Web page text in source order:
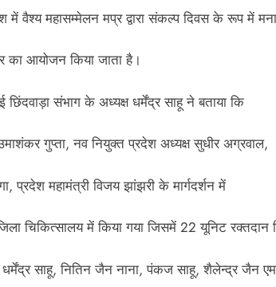
में वैश्य महासम्मेलन मप्र द्वारा संकल्प दिवस के रूप में
का आयोजन किया जाता है।
संभाग के अध्यक्ष धर्मेंद्र साहू ने बताया कि
गुप्ता, नव नियुक्त प्रदेश अध्यक्ष सुधीर अग्रवाल,
प्रदेश महामंत्री विजय झांझरी के मार्गदर्शन में
चिकित्सालय में किया गया जिसमें 22 यूनिट रक्तदान
धर्मेंद्र साहू, नितिन जैन नाना, पंकज साहू, शैलेन्द्र जैन